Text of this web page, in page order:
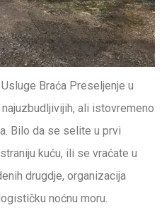
Braća Preseljenje u
ali istovremeno
Bilo da se selite u prvi
kuću, ili se vraćate u
drugdje, organizacija
noćnu moru.